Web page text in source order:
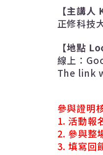
【主講人
正修科技
【地點
線上 ：
The link
參與證明
1. 活動報
2. 參與整
3. 填寫回